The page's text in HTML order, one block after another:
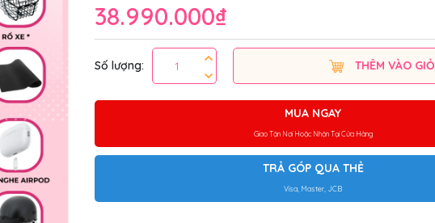
38.990.000₫
Số lượng: THÊM VÀO GIỎ
MUA NGAY
Giao Tận Nơi Hoặc Nhận Tại Cửa Hàng
TRẢ GÓP QUA THẺ
Visa, Master, JCB